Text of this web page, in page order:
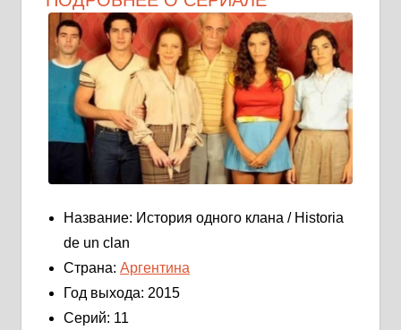
Название: История одного клана / Historia
de un clan
Страна: Аргентина
Год выхода: 2015
Серий: 11